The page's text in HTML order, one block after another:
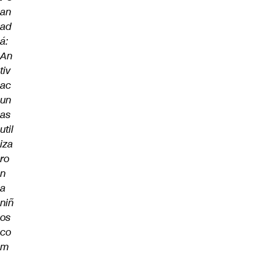
an
ad
á:
An
tiv
ac
un
as
util
iza
ro
n
a
niñ
os
co
m